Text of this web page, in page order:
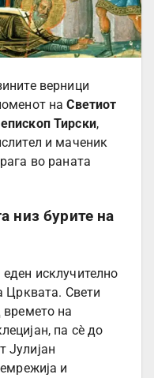
верници
наСветиот
Тирски,
и маченик
во раната
низ бурите на
исклучително
Црквата. Свети
времето на
па сè до
Јулијан
и